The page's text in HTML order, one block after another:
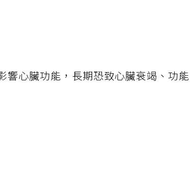
響心臟功能，長期恐致心臟衰竭、功能